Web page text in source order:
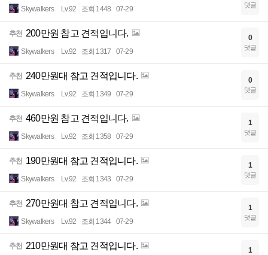
Skywalkers Lv.92 조회 1448 07-29 댓글
추천 200만원 참고 견적입니다.
Skywalkers Lv.92 조회 1317 07-29
0
댓글
추천 240만원대 참고 견적입니다.
Skywalkers Lv.92 조회 1349 07-29
0
댓글
추천 460만원 참고 견적입니다.
Skywalkers Lv.92 조회 1358 07-29
1
댓글
추천 190만원대 참고 견적입니다.
Skywalkers Lv.92 조회 1343 07-29
1
댓글
추천 270만원대 참고 견적입니다.
Skywalkers Lv.92 조회 1344 07-29
1
댓글
추천 210만원대 참고 견적입니다. 1